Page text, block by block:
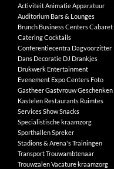
ActiviteitAnimatieApparatuur
Auditorium Bars & Lounges
Brunch Business CentersCabaret
CateringCocktails
Conferentiecentra Dagvoorzitter
Dans Decoratie DJ Drankjes
Drukwerk Entertainment
Evenement Expo Centers Foto
GastheerGastvrouwGeschenken
Kastelen Restaurants Ruimtes
ServicesShowSnacks
Specialistische kraamzorg
SporthallenSpreker
Stadions & Arena'sTrainingen
TransportTrouwambtenaar
TrouwzalenVacature kraamzorg